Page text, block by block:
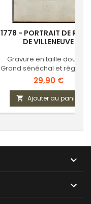
1778 - PORTRAIT DE
DE VILLENEUVE
Gravure en taille douce -
Grand sénéchal et régent
Provence
Prix
29,90 €
 Ajouter au panier

